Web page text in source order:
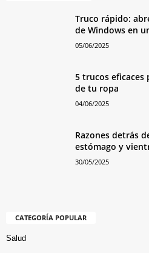
Truco rápido:
de Windows en
05/06/2025
5 trucos eficaces
de tu ropa
04/06/2025
Razones detrás
estómago y
30/05/2025
CATEGORÍA POPULAR
Salud